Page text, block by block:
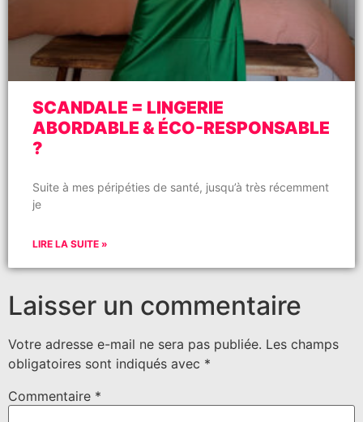
SCANDALE = LINGERIE
ABORDABLE & ÉCO-RESPONSABLE
?
Suite à mes péripéties de santé, jusqu’à très récemment
je
LIRE LA SUITE »
Laisser un commentaire
Votre adresse e-mail ne sera pas publiée. Les champs
obligatoires sont indiqués avec *
Commentaire *